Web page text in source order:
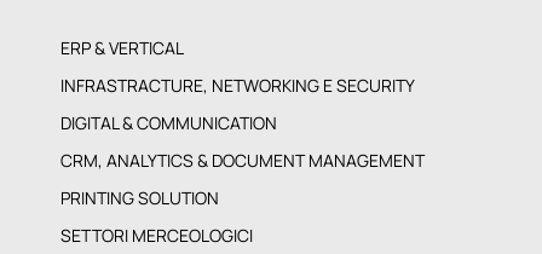
ERP & VERTICAL
INFRASTRACTURE, NETWORKING E SECURITY
DIGITAL & COMMUNICATION
CRM, ANALYTICS & DOCUMENT MANAGEMENT
PRINTING SOLUTION
SETTORI MERCEOLOGICI